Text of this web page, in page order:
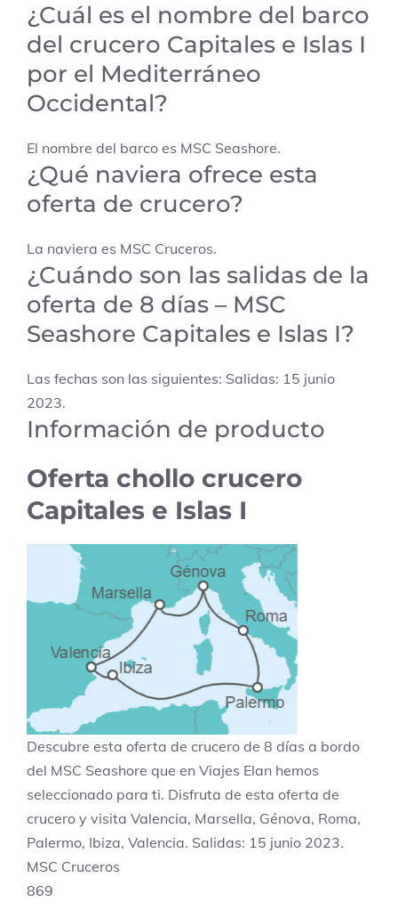
¿Cuál es el nombre del barco
del crucero Capitales e Islas I
por el Mediterráneo
Occidental?
El nombre del barco es MSC Seashore.
¿Qué naviera ofrece esta
oferta de crucero?
La naviera es MSC Cruceros.
¿Cuándo son las salidas de la
oferta de 8 días – MSC
Seashore Capitales e Islas I?
Las fechas son las siguientes: Salidas: 15 junio
2023.
Información de producto
Oferta chollo crucero
Capitales e Islas I
Descubre esta oferta de crucero de 8 días a bordo
del MSC Seashore que en Viajes Elan hemos
seleccionado para ti. Disfruta de esta oferta de
crucero y visita Valencia, Marsella, Génova, Roma,
Palermo, Ibiza, Valencia. Salidas: 15 junio 2023.
MSC Cruceros
869